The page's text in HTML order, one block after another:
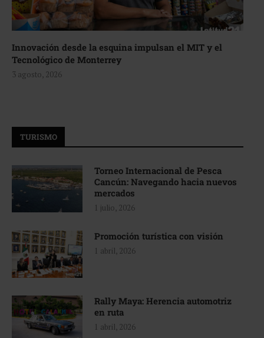
Innovación desde la esquina impulsan el MIT y el
Tecnológico de Monterrey
3 agosto, 2026
TURISMO
Torneo Internacional de Pesca
Cancún: Navegando hacia nuevos
mercados
1 julio, 2026
Promoción turística con visión
1 abril, 2026
Rally Maya: Herencia automotriz
en ruta
1 abril, 2026